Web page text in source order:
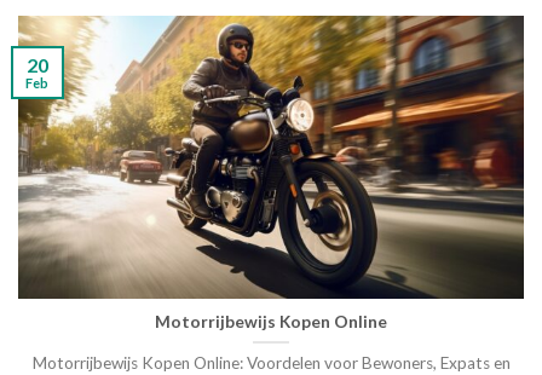
Motorrijbewijs Kopen Online
Motorrijbewijs Kopen Online: Voordelen voor Bewoners, Expats en
20
Feb